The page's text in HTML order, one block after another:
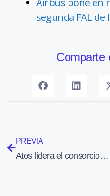
Airbus pone en
segunda FAL de
Comparte
PREVIA
Atos lidera el consorcio que desarrollará los controles de misión espacial de CNES